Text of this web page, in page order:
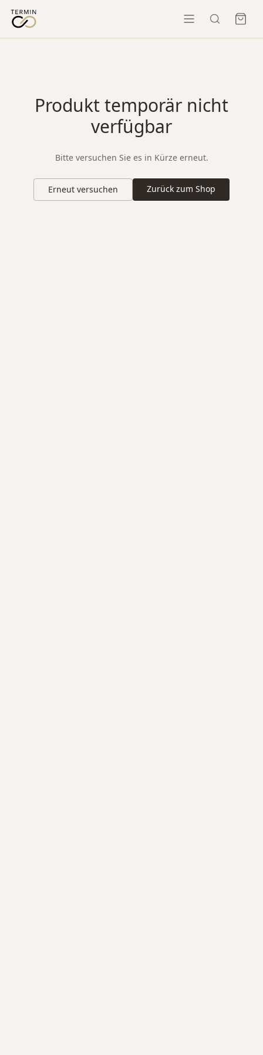
Produkt temporär nicht
verfügbar
Bitte versuchen Sie es in Kürze erneut.
Erneut versuchen Zurück zum Shop